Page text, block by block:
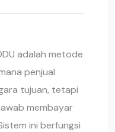
adalah metode
penjual
tujuan, tetapi
membayar
ini berfungsi